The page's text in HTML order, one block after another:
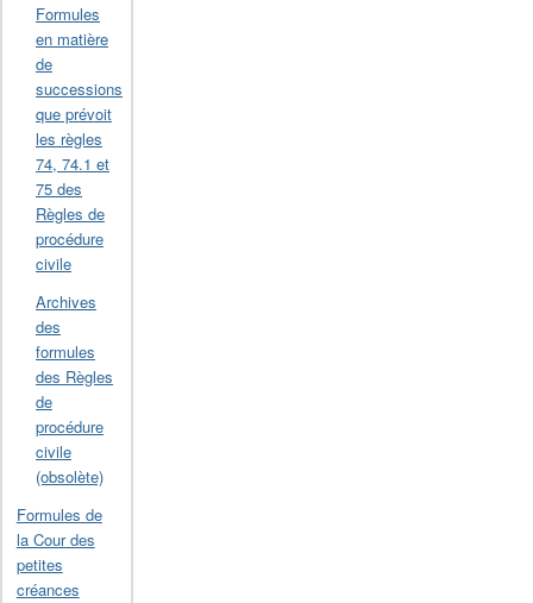
Formules
en matière
de
successions
que prévoit
les règles
74, 74.1 et
75 des
Règles de
procédure
civile
Archives
des
formules
des Règles
de
procédure
civile
(obsolète)
Formules de
la Cour des
petites
créances